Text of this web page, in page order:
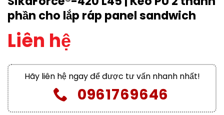
phần cho lắp ráp panel sandwich
Liên hệ
Hãy liên hệ ngay để được tư vấn nhanh nhất!
0961769646